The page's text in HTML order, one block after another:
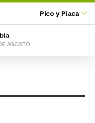
Pico y Placa
AGOSTO